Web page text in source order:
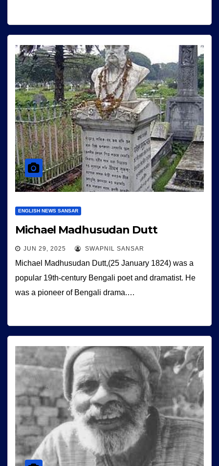
ENGLISH NEWS SANSAR
Michael Madhusudan Dutt
JUN 29, 2025 SWAPNIL SANSAR
Michael Madhusudan Dutt,(25 January 1824) was a
popular 19th-century Bengali poet and dramatist. He
was a pioneer of Bengali drama.…